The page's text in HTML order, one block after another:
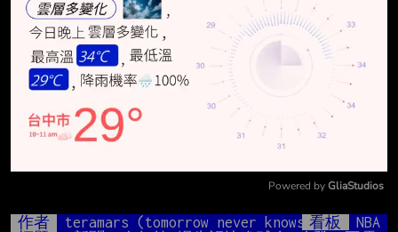
Mute
Powered by GliaStudios
作者 teramars (tomorrow never knows)看板
NBA